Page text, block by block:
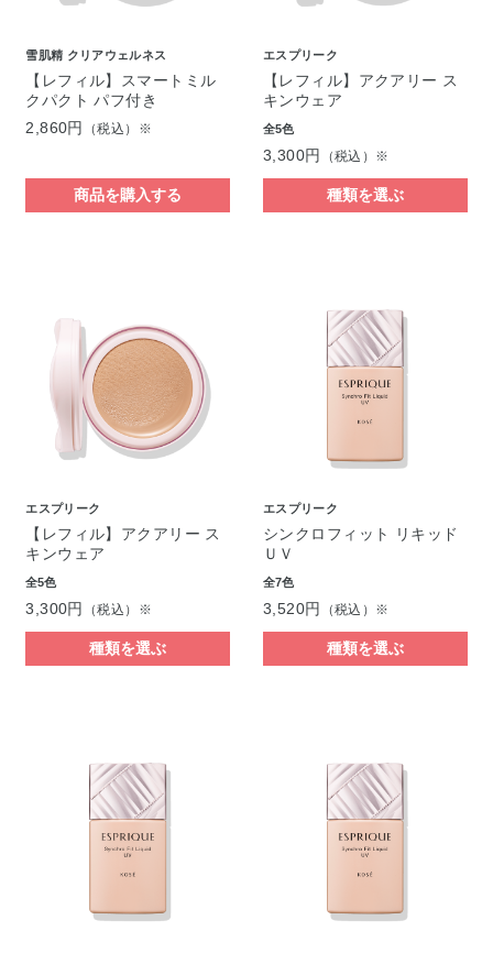
雪肌精 クリアウェルネス
【レフィル】スマートミル
クパクト パフ付き
2,860円
（税込）※
商品を購入する
エスプリーク
【レフィル】アクアリー ス
キンウェア
全5色
3,300円 （税込）※
種類を選ぶ
エスプリーク
【レフィル】アクアリー ス
キンウェア
全5色
3,300円 （税込）※
種類を選ぶ
エスプリーク
シンクロフィット リキッド
ＵＶ
全7色
3,520円 （税込）※
種類を選ぶ